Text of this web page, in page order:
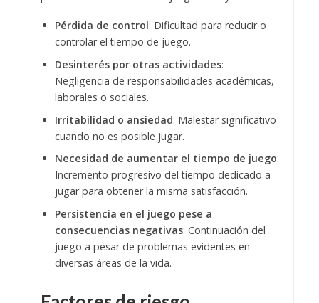
Pérdida de control: Dificultad para reducir o
controlar el tiempo de juego.
Desinterés por otras actividades:
Negligencia de responsabilidades académicas,
laborales o sociales.
Irritabilidad o ansiedad: Malestar significativo
cuando no es posible jugar.
Necesidad de aumentar el tiempo de juego:
Incremento progresivo del tiempo dedicado a
jugar para obtener la misma satisfacción.
Persistencia en el juego pese a
consecuencias negativas: Continuación del
juego a pesar de problemas evidentes en
diversas áreas de la vida.